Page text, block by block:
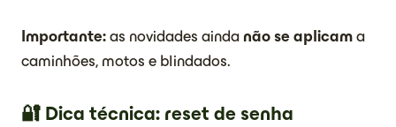
Importante: as novidades ainda não se aplicam a
caminhões, motos e blindados.
🔐 Dica técnica: reset de senha